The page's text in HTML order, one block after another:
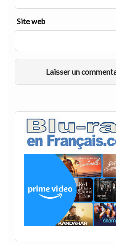
Site web